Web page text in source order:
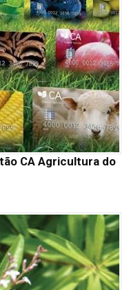
CA Agricultura do